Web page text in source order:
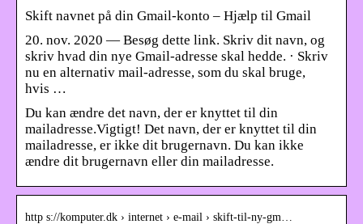
Skift navnet på din Gmail-konto – Hjælp til Gmail
20. nov. 2020 — Besøg dette link. Skriv dit navn, og
skriv hvad din nye Gmail-adresse skal hedde. · Skriv
nu en alternativ mail-adresse, som du skal bruge,
hvis …
Du kan ændre det navn, der er knyttet til din
mailadresse.Vigtigt! Det navn, der er knyttet til din
mailadresse, er ikke dit brugernavn. Du kan ikke
ændre dit brugernavn eller din mailadresse.
http s://komputer.dk › internet › e-mail › skift-til-ny-gm…